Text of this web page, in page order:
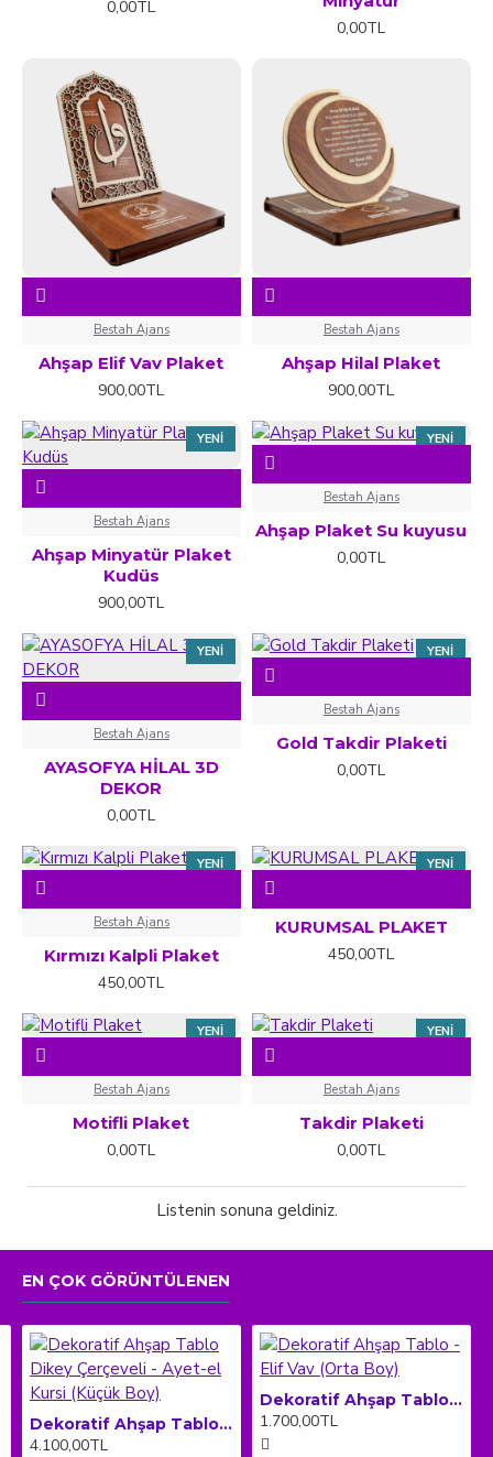
0,00TL
0,00TL
Bestah Ajans
Ahşap Elif Vav Plaket
900,00TL
Bestah Ajans
Ahşap Hilal Plaket
900,00TL
YENI
Bestah Ajans
Ahşap Minyatür Plaket
Kudüs
900,00TL
YENI
Bestah Ajans
Ahşap Plaket Su kuyusu
0,00TL
YENI
Bestah Ajans
AYASOFYA HİLAL 3D
DEKOR
0,00TL
YENI
Bestah Ajans
Gold Takdir Plaketi
0,00TL
YENI
Bestah Ajans
Kırmızı Kalpli Plaket
450,00TL
YENI
KURUMSAL PLAKET
450,00TL
YENI
Bestah Ajans
Motifli Plaket
0,00TL
YENI
Bestah Ajans
Takdir Plaketi
0,00TL
Listenin sonuna geldiniz.
EN ÇOK GÖRÜNTÜLENEN
Dekoratif Ahşap Tablo Dikey Çerçeveli - Ayet-el Kursi (Küçük Boy)
4.100,00TL
Dekoratif Ahşap Tablo - Elif Vav (Orta Boy)
1.700,00TL